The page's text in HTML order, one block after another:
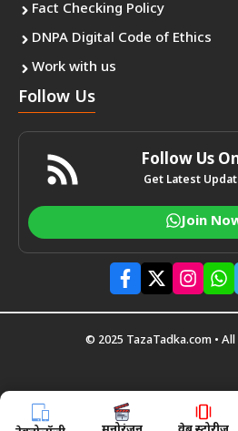
Fact Checking Policy
DNPA Digital Code of Ethics
Work with us
Follow Us
Follow Us
Get Latest
Join
© 2025 TazaTadka.com •